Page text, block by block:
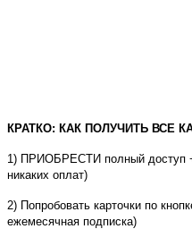
КРАТКО: КАК ПОЛУЧИТЬ ВСЕ
1) ПРИОБРЕСТИ полный доступ
никаких оплат)
2) Попробовать карточки по
ежемесячная подписка)